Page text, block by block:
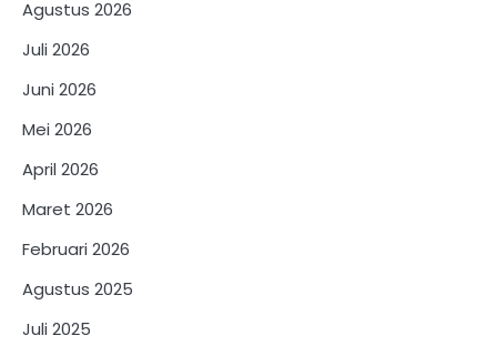
Agustus 2026
Juli 2026
Juni 2026
Mei 2026
April 2026
Maret 2026
Februari 2026
Agustus 2025
Juli 2025